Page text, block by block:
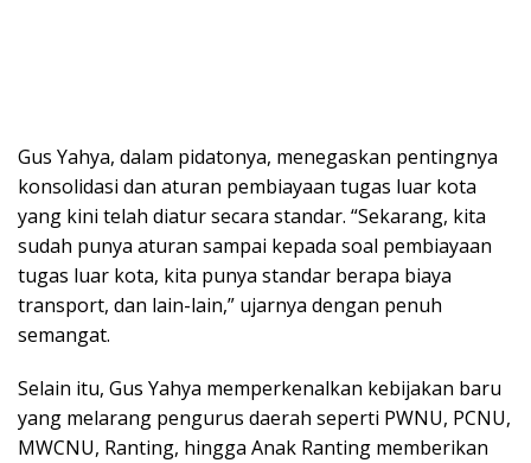
Gus Yahya, dalam pidatonya, menegaskan pentingnya
konsolidasi dan aturan pembiayaan tugas luar kota
yang kini telah diatur secara standar. “Sekarang, kita
sudah punya aturan sampai kepada soal pembiayaan
tugas luar kota, kita punya standar berapa biaya
transport, dan lain-lain,” ujarnya dengan penuh
semangat.
Selain itu, Gus Yahya memperkenalkan kebijakan baru
yang melarang pengurus daerah seperti PWNU, PCNU,
MWCNU, Ranting, hingga Anak Ranting memberikan